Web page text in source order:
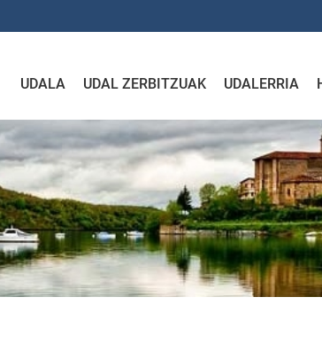
UDALA UDAL ZERBITZUAK UDALERRIA